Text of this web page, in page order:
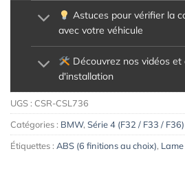
Astuces pour vérifier la
avec votre véhicule
Découvrez nos vidéos et
d'installation
UGS : CSR-CSL736
Catégories : BMW, Série 4 (F32 / F33 / F36)
Étiquettes : ABS (6 finitions au choix),